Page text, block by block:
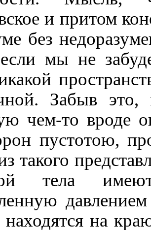
и притом
без
мы не
Забыв
чем-то вроде
пустотою,
такого
тела
находятся на